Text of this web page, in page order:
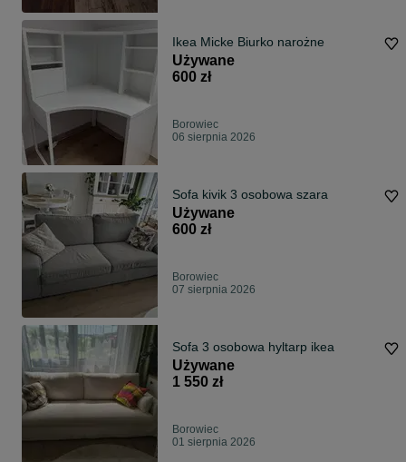
Ikea Micke Biurko narożne
Używane
600 zł
Borowiec
06 sierpnia 2026
Sofa kivik 3 osobowa szara
Używane
600 zł
Borowiec
07 sierpnia 2026
Sofa 3 osobowa hyltarp ikea
Używane
1 550 zł
Borowiec
01 sierpnia 2026